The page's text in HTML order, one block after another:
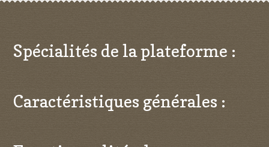
Spécialités de la plateforme :
Caractéristiques générales :